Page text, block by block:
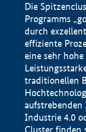
Die
Programms
durch
effiziente
eine sehr
traditionellen
Industrie 4.0
Cluster finden